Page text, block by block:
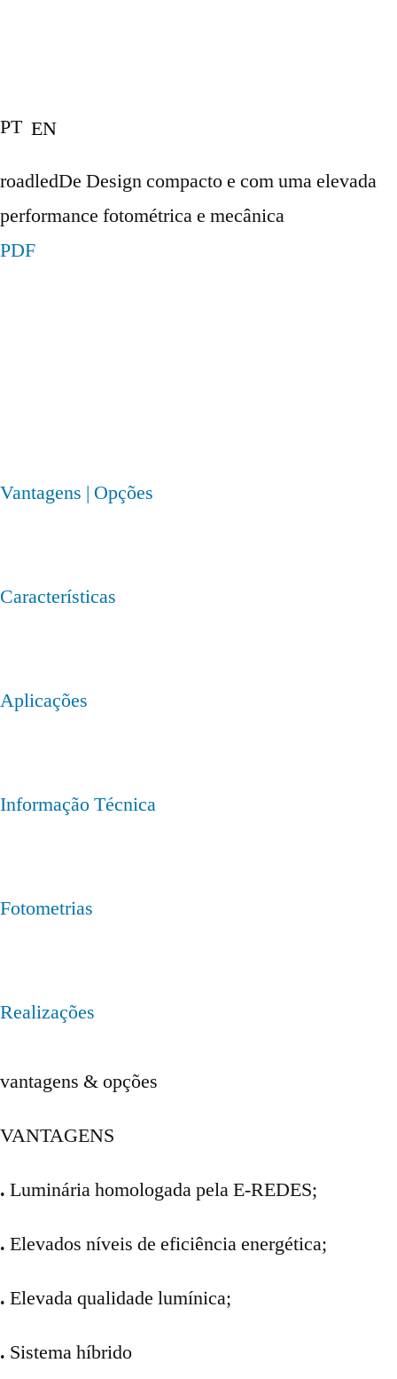
PT EN
roadledDe Design compacto e com uma elevada
performance fotométrica e mecânica
PDF
Vantagens | Opções
Características
Aplicações
Informação Técnica
Fotometrias
Realizações
vantagens & opções
VANTAGENS
. Luminária homologada pela E-REDES;
. Elevados níveis de eficiência energética;
. Elevada qualidade lumínica;
. Sistema híbrido